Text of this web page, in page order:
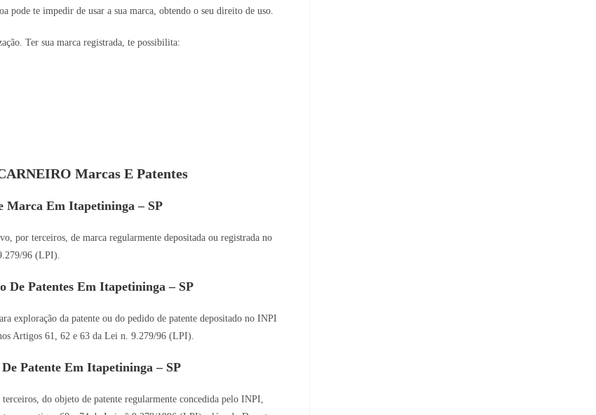
pode te impedir de usar a sua marca, obtendo o seu direito de uso.
Ter sua marca registrada, te possibilita:
Marcas E Patentes
Marca Em Itapetininga – SP
por terceiros, de marca regularmente depositada ou registrada no
96 (LPI).
De Patentes Em Itapetininga – SP
exploração da patente ou do pedido de patente depositado no INPI
Artigos 61, 62 e 63 da Lei n. 9.279/96 (LPI).
Patente Em Itapetininga – SP
do objeto de patente regularmente concedida pelo INPI,